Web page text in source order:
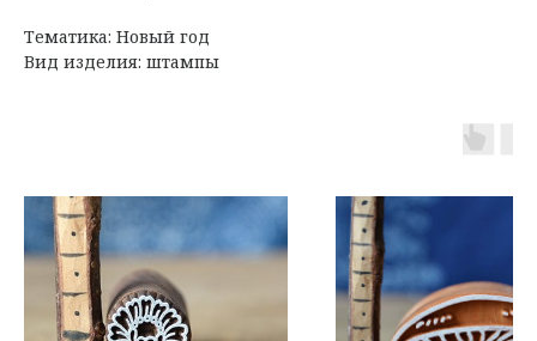
Тематика: Новый год
Вид изделия: штампы